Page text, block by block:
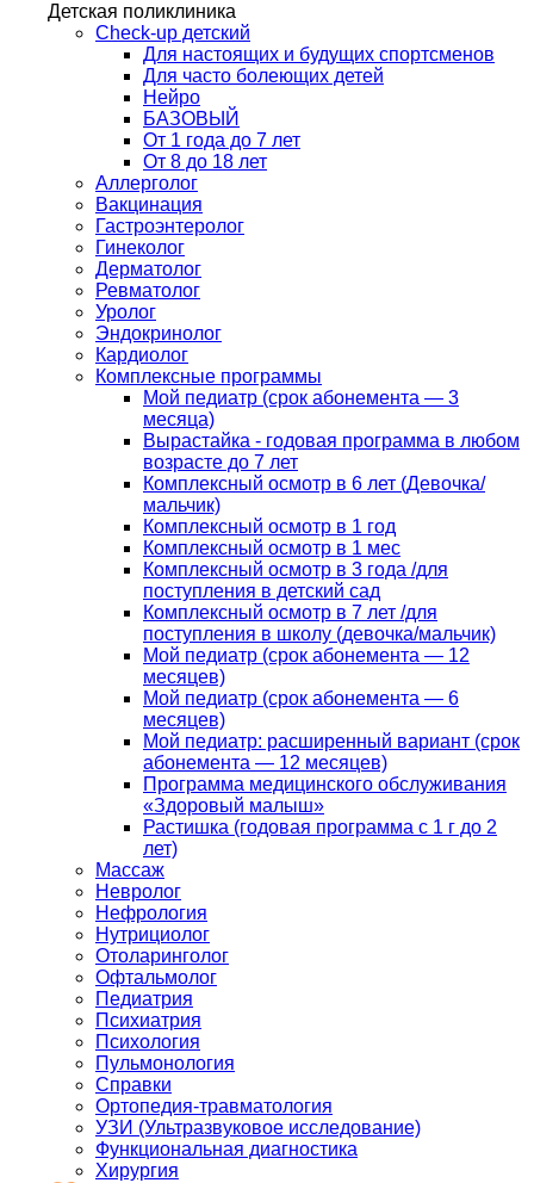
Детская поликлиника
Check-up детский
Для настоящих и будущих спортсменов
Для часто болеющих детей
Нейро
БАЗОВЫЙ
От 1 года до 7 лет
От 8 до 18 лет
Аллерголог
Вакцинация
Гастроэнтеролог
Гинеколог
Дерматолог
Ревматолог
Уролог
Эндокринолог
Кардиолог
Комплексные программы
Мой педиатр (срок абонемента — 3
месяца)
Вырастайка - годовая программа в любом
возрасте до 7 лет
Комплексный осмотр в 6 лет (Девочка/
мальчик)
Комплексный осмотр в 1 год
Комплексный осмотр в 1 мес
Комплексный осмотр в 3 года /для
поступления в детский сад
Комплексный осмотр в 7 лет /для
поступления в школу (девочка/мальчик)
Мой педиатр (срок абонемента — 12
месяцев)
Мой педиатр (срок абонемента — 6
месяцев)
Мой педиатр: расширенный вариант (срок
абонемента — 12 месяцев)
Программа медицинского обслуживания
«Здоровый малыш»
Растишка (годовая программа с 1 г до 2
лет)
Массаж
Невролог
Нефрология
Нутрициолог
Отоларинголог
Офтальмолог
Педиатрия
Психиатрия
Психология
Пульмонология
Справки
Ортопедия-травматология
УЗИ (Ультразвуковое исследование)
Функциональная диагностика
Хирургия